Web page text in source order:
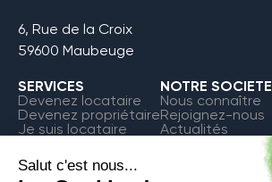
6, Rue de la Croix
59600 Maubeuge
SERVICES
Devenez locataire
Devenez propriétaire
Je suis locataire
NOTRE SOCIETE
Nous connaître
Rejoignez-nous
Actualités